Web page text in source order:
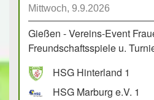
Mittwoch, 9.9.2026
Gießen - Vereins-Event
Freundschaftsspiele u.
HSG Hinterland 1
HSG Marburg e.V. 1